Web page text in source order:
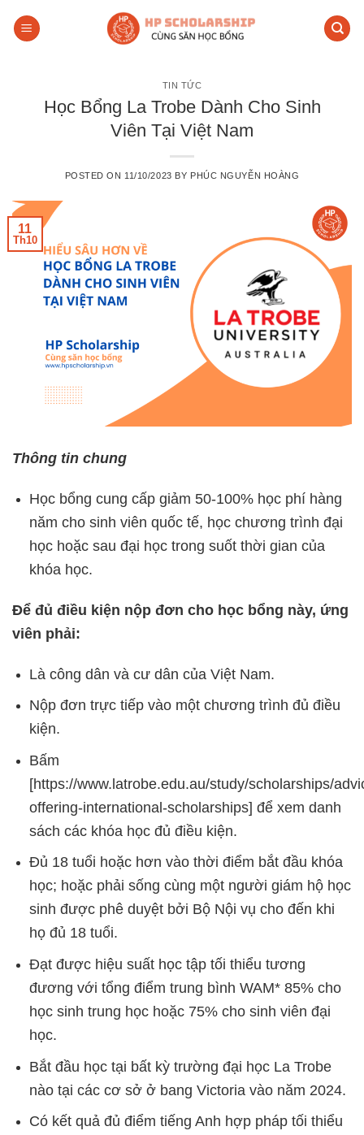
TIN TỨC
Học Bổng La Trobe Dành Cho Sinh
Viên Tại Việt Nam
POSTED ON 11/10/2023 BY PHÚC NGUYỄN HOÀNG
11
Th10
Thông tin chung
Học bổng cung cấp giảm 50-100% học phí hàng
năm cho sinh viên quốc tế, học chương trình đại
học hoặc sau đại học trong suốt thời gian của
khóa học.
Để đủ điều kiện nộp đơn cho học bổng này, ứng
viên phải:
Là công dân và cư dân của Việt Nam.
Nộp đơn trực tiếp vào một chương trình đủ điều
kiện.
Bấm
[https://www.latrobe.edu.au/study/scholarships/
offering-international-scholarships] để xem danh
sách các khóa học đủ điều kiện.
Đủ 18 tuổi hoặc hơn vào thời điểm bắt đầu khóa
học; hoặc phải sống cùng một người giám hộ học
sinh được phê duyệt bởi Bộ Nội vụ cho đến khi
họ đủ 18 tuổi.
Đạt được hiệu suất học tập tối thiểu tương
đương với tổng điểm trung bình WAM* 85% cho
học sinh trung học hoặc 75% cho sinh viên đại
học.
Bắt đầu học tại bất kỳ trường đại học La Trobe
nào tại các cơ sở ở bang Victoria vào năm 2024.
Có kết quả đủ điểm tiếng Anh hợp pháp tối thiểu